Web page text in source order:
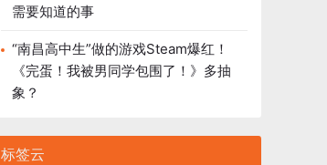
需要知道的事
“南昌高中生”做的游戏Steam爆红！
《完蛋！我被男同学包围了！》多抽
象？
标签云